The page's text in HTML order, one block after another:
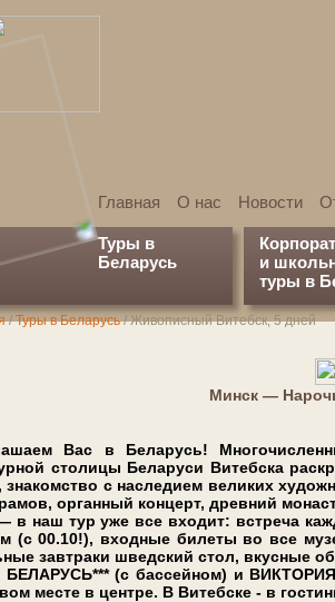
Главная О нас Новости
Туры в
Беларусь
и
туры в
/Туры в Беларусь/Живописный Витебск, 5 дней
Минск —
Вас в Бе­ла­русь!
сто­ли­цы Бе­ла­ру­си Ви­теб­ска
знакомство с на­сле­ди­ем ве­ли­ких
органный кон­церт, древний
в наш тур уже все вхо­дит: встре­ча
(с 00.10!), входные би­ле­ты во все
завтраки швед­ский стол, вкус­ные
БЕЛАРУСЬ*** (с бас­сей­ном) и
месте в центре. В Витебске - в